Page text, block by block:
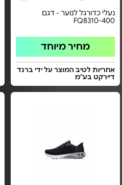
נעלי כדורגל לנוער - דגם
FQ8310-400
מחיר מיוחד
אחריות לטיב המוצר על ידי ברנד
דיירקט בע"מ